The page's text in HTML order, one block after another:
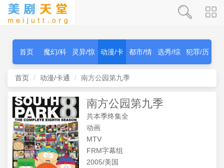
首页 魔幻/科
幻
灵异/惊
秫
动漫/卡
通
都市/情 选秀/综 犯罪/历
首页 动漫/卡通 南方公园第九季
南方公园第九季
共本季终集全
动画
MTV
FRM字幕组
2005/美国